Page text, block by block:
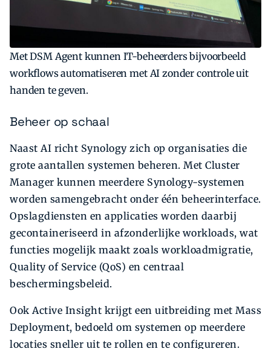
Met DSM Agent kunnen IT-beheerders bijvoorbeeld
workflows automatiseren met AI zonder controle uit
handen te geven.
Beheer op schaal
Naast AI richt Synology zich op organisaties die
grote aantallen systemen beheren. Met Cluster
Manager kunnen meerdere Synology-systemen
worden samengebracht onder één beheerinterface.
Opslagdiensten en applicaties worden daarbij
gecontaineriseerd in afzonderlijke workloads, wat
functies mogelijk maakt zoals workloadmigratie,
Quality of Service (QoS) en centraal
beschermingsbeleid.
Ook Active Insight krijgt een uitbreiding met Mass
Deployment, bedoeld om systemen op meerdere
locaties sneller uit te rollen en te configureren.